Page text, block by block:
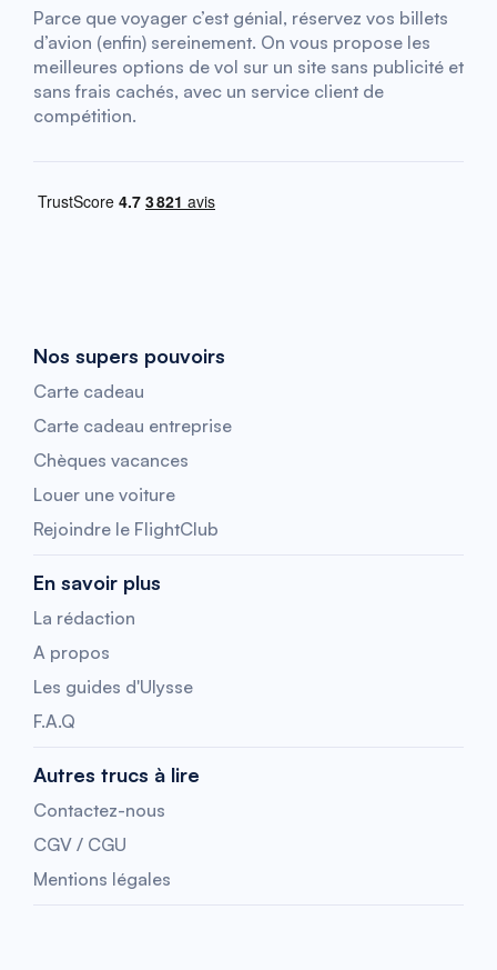
Parce que voyager c’est génial, réservez vos billets
d’avion (enfin) sereinement. On vous propose les
meilleures options de vol sur un site sans publicité et
sans frais cachés, avec un service client de
compétition.
Nos supers pouvoirs
Carte cadeau
Carte cadeau entreprise
Chèques vacances
Louer une voiture
Rejoindre le FlightClub
En savoir plus
La rédaction
A propos
Les guides d'Ulysse
F.A.Q
Autres trucs à lire
Contactez-nous
CGV / CGU
Mentions légales